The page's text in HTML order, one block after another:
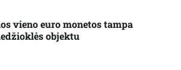
vieno euro monetos tampa
objektu